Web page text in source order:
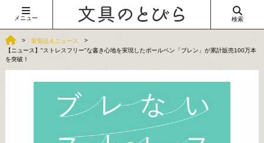
メニュー 検索
新製品＆ニュース
【ニュース】"ストレスフリー"な書き心地を実現したボールペン「ブレン」が累計販売100万本
を突破！